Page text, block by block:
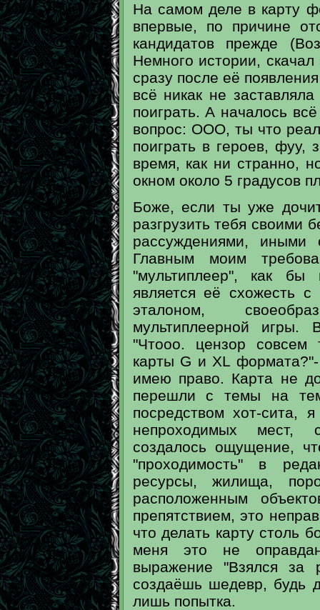
На самом деле в карту
впервые, по причине
кандидатов прежде
Немного истории,
сразу после её
всё никак не
поиграть. А началось
вопрос: ООО, ты что
поиграть в героев, фуу,
время, как ни странно,
окном около 5 градусов
Боже, если ты уже
разгрузить тебя
рассуждениями,
Главным моим
"мультиплеер", как бы
является её схожесть
эталоном,
мультиплеерной игры.
"Чтооо. цензор совсем
карты G и XL
имею право. Карта не
перешли с темы на
посредством хот-сита,
непроходимых мест,
создалось ощущение,
"проходимость" в
ресурсы, жилища,
расположенным
препятствием, это
что делать карту столь
меня это не
выражение "Взялся за
создаёшь шедевр, будь
лишь попытка.